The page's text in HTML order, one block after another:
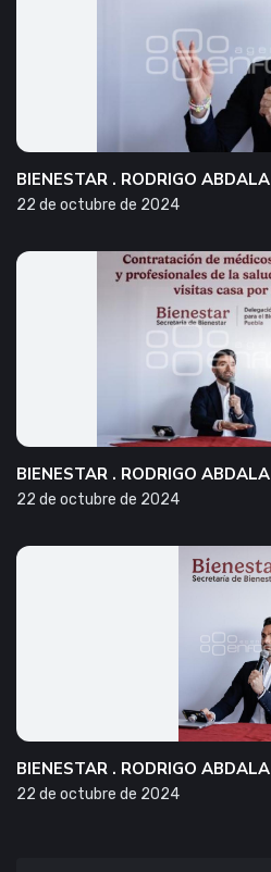
BIENESTAR . RODRIGO ABDALA
22 de octubre de 2024
BIENESTAR . RODRIGO ABDALA
22 de octubre de 2024
BIENESTAR . RODRIGO ABDALA
22 de octubre de 2024